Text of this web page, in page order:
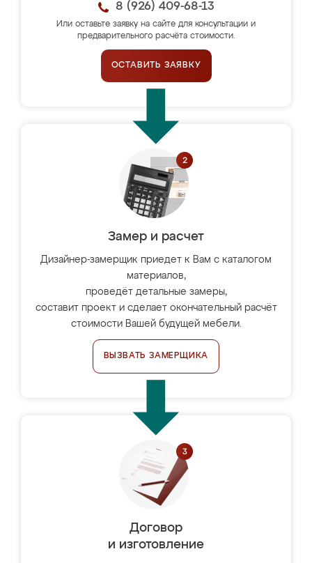
8 (926) 409-68-13
Или оставьте заявку на сайте для консультации и
предварительного расчёта стоимости.
ОСТАВИТЬ ЗАЯВКУ
Замер и расчет
Дизайнер-замерщик приедет к Вам с каталогом
материалов,
проведёт детальные замеры,
составит проект и сделает окончательный расчёт
стоимости Вашей будущей мебели.
ВЫЗВАТЬ ЗАМЕРЩИКА
Договор
и изготовление